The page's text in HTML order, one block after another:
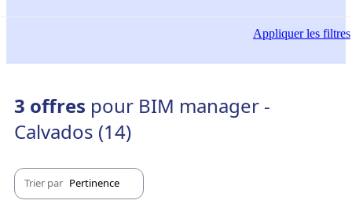
Appliquerles filtres
3 offres pour BIM manager -
Calvados (14)
Trier par Pertinence